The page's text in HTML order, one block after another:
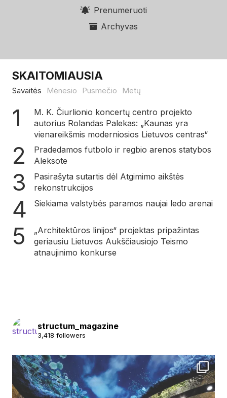
Prenumeruoti
Archyvas
SKAITOMIAUSIA
Savaitės Mėnesio Pusmečio Metų
M. K. Čiurlionio koncertų centro projekto
autorius Rolandas Palekas: „Kaunas yra
vienareikšmis moderniosios Lietuvos centras“
Pradedamos futbolo ir regbio arenos statybos
Aleksote
Pasirašyta sutartis dėl Atgimimo aikštės
rekonstrukcijos
Siekiama valstybės paramos naujai ledo arenai
„Architektūros linijos“ projektas pripažintas
geriausiu Lietuvos Aukščiausiojo Teismo
atnaujinimo konkurse
structum_magazine
3,418 followers